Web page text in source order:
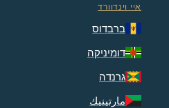
איי וינדוורד
ברבדוס
דומיניקה
גרנדה
مارتينيك